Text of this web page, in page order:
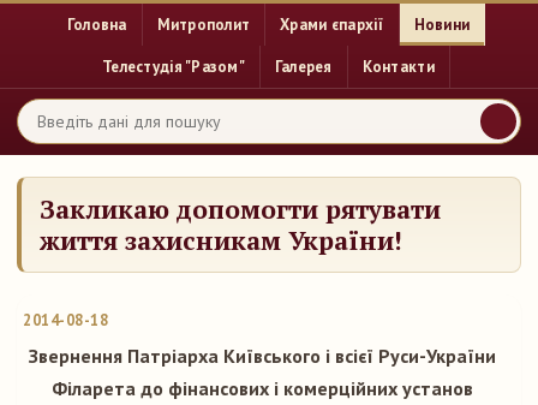
Головна Митрополит Храми єпархії Новини
Телестудія "Разом" Галерея Контакти
Закликаю допомогти рятувати
життя захисникам України!
2014-08-18
Звернення Патріарха Київського і всієї Руси-України
Філарета до фінансових і комерційних установ